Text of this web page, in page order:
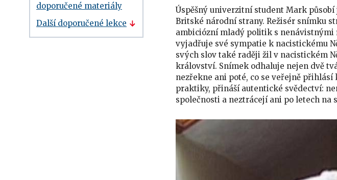
doporučené materiály
Další doporučené lekce
Úspěšný univerzitní student Mark
Britské národní strany. Režisér snímku
ambiciózní mladý politik s nenávistnými
vyjadřuje své sympatie k nacistickému
svých slov také raději žil v nacistickém
království. Snímek odhaluje nejen dvě
nezřekne ani poté, co se veřejně
praktiky, přináší autentické svědectví:
společnosti a neztrácejí ani po letech na